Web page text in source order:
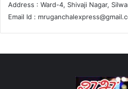
Address : Ward-4, Shivaji Nagar,
Email Id :